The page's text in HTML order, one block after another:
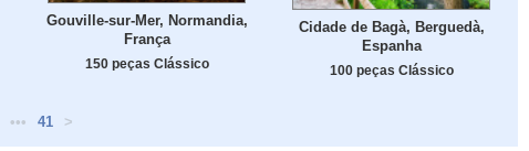
Gouville-sur-Mer, Normandia,
França
150 peças Clássico
Cidade de Bagà, Berguedà,
Espanha
100 peças Clássico
••• 41 >